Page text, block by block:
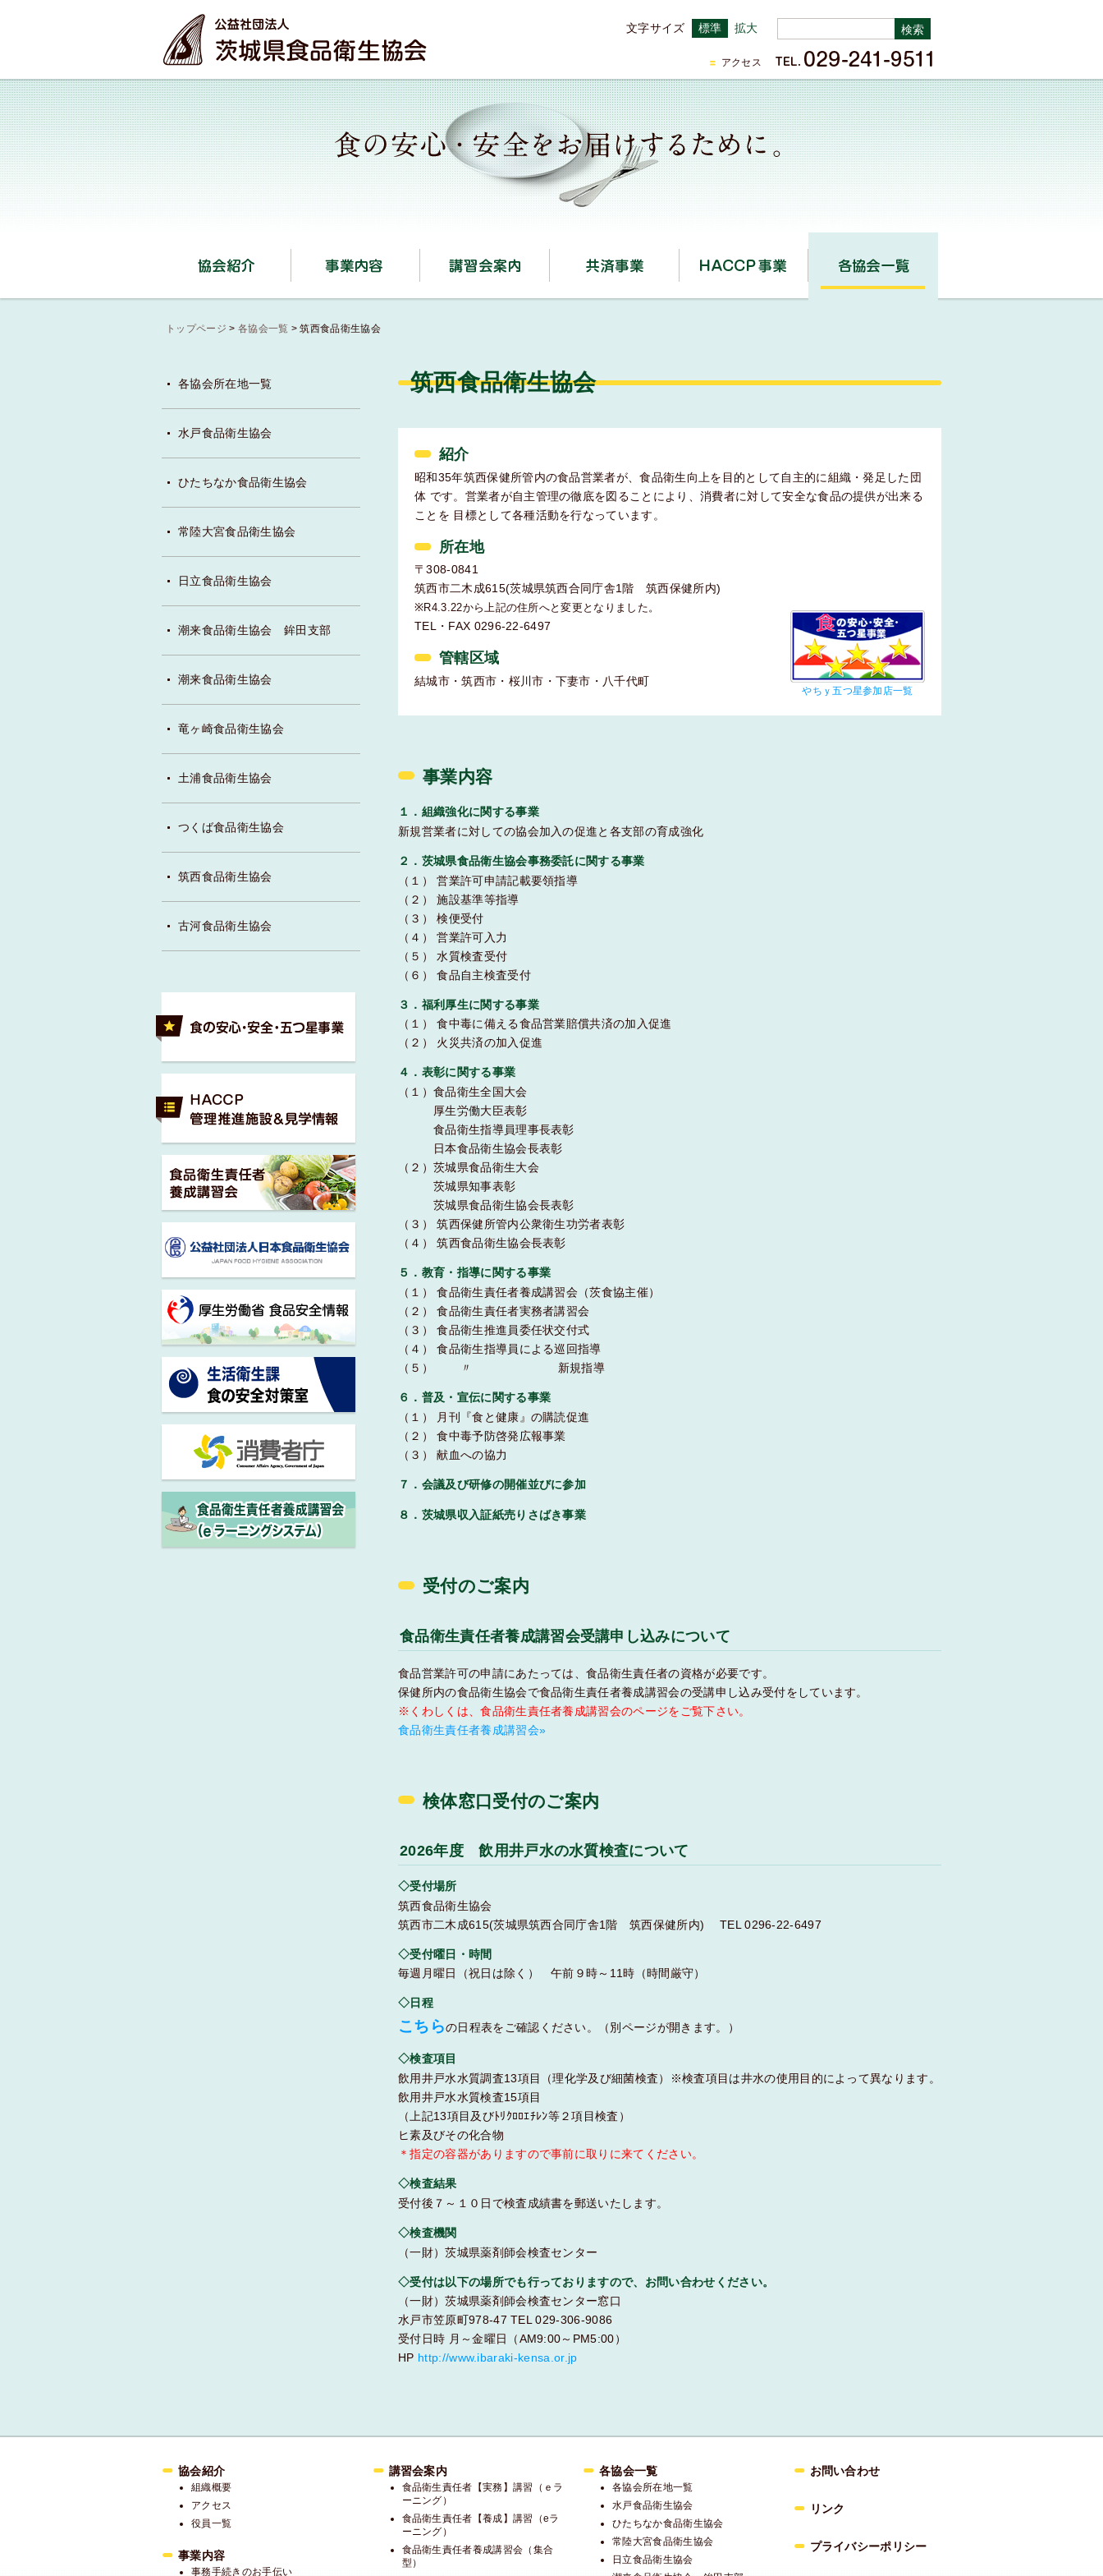
文字サイズ 標準 拡大
アクセス
協会紹介 事業内容 講習会案内 共済事業 HACCP事業
トップページ > 各協会一覧 >筑西食品衛生協会
各協会所在地一覧
水戸食品衛生協会
ひたちなか食品衛生協会
常陸大宮食品衛生協会
日立食品衛生協会
潮来食品衛生協会 鉾田支部
潮来食品衛生協会
竜ヶ崎食品衛生協会
土浦食品衛生協会
つくば食品衛生協会
筑西食品衛生協会
古河食品衛生協会
筑西食品衛生協会
紹介
昭和35年筑西保健所管内の食品営業者が、食品衛生向上を目的として自主的に組織・発足した団
体 です。営業者が自主管理の徹底を図ることにより、消費者に対して安全な食品の提供が出来る
ことを 目標として各種活動を行なっています。
所在地
〒308-0841
筑西市二木成615(茨城県筑西合同庁舎1階 筑西保健所内)
※R4.3.22から上記の住所へと変更となりました。
TEL・FAX 0296-22-6497
管轄区域
結城市・筑西市・桜川市・下妻市・八千代町
やちｙ五つ星参加店一覧
事業内容
１．組織強化に関する事業
新規営業者に対しての協会加入の促進と各支部の育成強化
２．茨城県食品衛生協会事務委託に関する事業
（１） 営業許可申請記載要領指導
（２） 施設基準等指導
（３） 検便受付
（４） 営業許可入力
（５） 水質検査受付
（６） 食品自主検査受付
３．福利厚生に関する事業
（１） 食中毒に備える食品営業賠償共済の加入促進
（２） 火災共済の加入促進
４．表彰に関する事業
（１）食品衛生全国大会
厚生労働大臣表彰
食品衛生指導員理事長表彰
日本食品衛生協会長表彰
（２）茨城県食品衛生大会
茨城県知事表彰
茨城県食品衛生協会長表彰
（３） 筑西保健所管内公衆衛生功労者表彰
（４） 筑西食品衛生協会長表彰
５．教育・指導に関する事業
（１） 食品衛生責任者養成講習会（茨食協主催）
（２） 食品衛生責任者実務者講習会
（３） 食品衛生推進員委任状交付式
（４） 食品衛生指導員による巡回指導
（５） 〃 新規指導
６．普及・宣伝に関する事業
（１） 月刊『食と健康』の購読促進
（２） 食中毒予防啓発広報事業
（３） 献血への協力
７．会議及び研修の開催並びに参加
８．茨城県収入証紙売りさばき事業
受付のご案内
食品衛生責任者養成講習会受講申し込みについて
食品営業許可の申請にあたっては、食品衛生責任者の資格が必要です。
保健所内の食品衛生協会で食品衛生責任者養成講習会の受講申し込み受付をしています。
※くわしくは、食品衛生責任者養成講習会のページをご覧下さい。
食品衛生責任者養成講習会»
検体窓口受付のご案内
2026年度 飲用井戸水の水質検査について
◇受付場所
筑西食品衛生協会
筑西市二木成615(茨城県筑西合同庁舎1階 筑西保健所内) TEL 0296-22-6497
◇受付曜日・時間
毎週月曜日（祝日は除く） 午前９時～11時（時間厳守）
◇日程
こちらの日程表をご確認ください。（別ページが開きます。）
◇検査項目
飲用井戸水水質調査13項目（理化学及び細菌検査）※検査項目は井水の使用目的によって異なります。
飲用井戸水水質検査15項目
（上記13項目及びﾄﾘｸﾛﾛｴﾁﾚﾝ等２項目検査）
ヒ素及びその化合物
＊指定の容器がありますので事前に取りに来てください。
◇検査結果
受付後７～１０日で検査成績書を郵送いたします。
◇検査機関
（一財）茨城県薬剤師会検査センター
◇受付は以下の場所でも行っておりますので、お問い合わせください。
（一財）茨城県薬剤師会検査センター窓口
水戸市笠原町978-47 TEL 029-306-9086
受付日時 月～金曜日（AM9:00～PM5:00）
HP http://www.ibaraki-kensa.or.jp
協会紹介
組織概要
アクセス
役員一覧
事業内容
事務手続きのお手伝い
講習会案内
食品衛生責任者【実務】講習（ｅラ
ーニング）
食品衛生責任者【養成】講習（eラ
ーニング）
食品衛生責任者養成講習会（集合
型）
各協会一覧
各協会所在地一覧
水戸食品衛生協会
ひたちなか食品衛生協会
常陸大宮食品衛生協会
日立食品衛生協会
お問い合わせ
リンク
プライバシーポリシー